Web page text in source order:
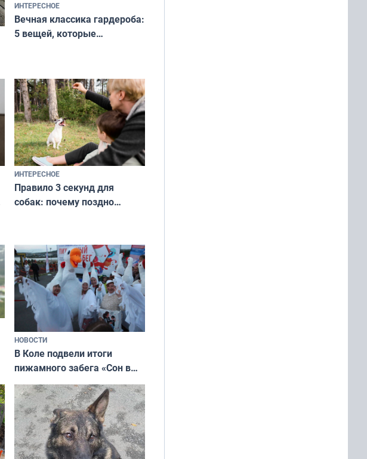
ИНТЕРЕСНОЕ
Вечная классика гардероба:
5 вещей, которые
и актуально в любой сезон
ИНТЕРЕСНОЕ
Правило 3 секунд для
собак: почему поздно
питомцу всё сразу и без
криков
НОВОСТИ
В Коле подвели итоги
пижамного забега «Сон в
Олимпийскую ночь»